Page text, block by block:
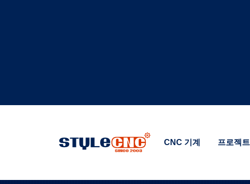
CNC 기계 프로젝트